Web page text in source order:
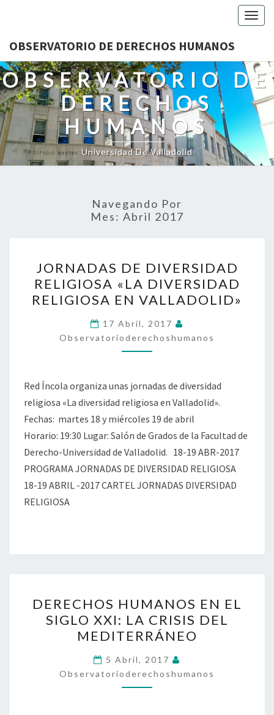
OBSERVATORIO DE DERECHOS HUMANOS
OBSERVATORIO DE
DERECHOS
HUMANOS
Universidad De Valladolid
Navegando Por
Mes: Abril 2017
DE
DIVERSIDAD
RELIGIOSA
«LA
DIVERSIDAD
RELIGIOSA
VALLADOLID»
JORNADAS DE DIVERSIDAD
RELIGIOSA «LA DIVERSIDAD
RELIGIOSA EN VALLADOLID»
17 Abril, 2017
Observatorioderechoshumanos
Red Íncola organiza unas jornadas de diversidad
religiosa «La diversidad religiosa en Valladolid».
Fechas: martes 18 y miércoles 19 de abril
Horario: 19:30 Lugar: Salón de Grados de la Facultad de
Derecho-Universidad de Valladolid. 18-19 ABR-2017
PROGRAMA JORNADAS DE DIVERSIDAD RELIGIOSA
18-19 ABRIL -2017 CARTEL JORNADAS DIVERSIDAD
RELIGIOSA
HUMANOS
EN
EL
SIGLO
XXI:
LA
DERECHOS HUMANOS EN EL
SIGLO XXI: LA CRISIS DEL
MEDITERRÁNEO
5 Abril, 2017
Observatorioderechoshumanos